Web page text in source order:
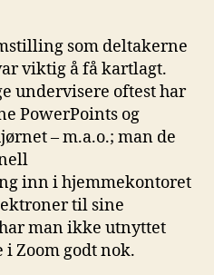
som deltakerne
viktig å få kartlagt.
undervisere oftest har
PowerPoints og
– m.a.o.; man de
inn i hjemmekontoret
til sine
man ikke utnyttet
Zoom godt nok.